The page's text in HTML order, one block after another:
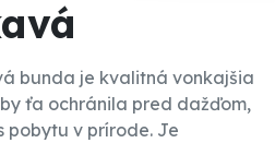
bunda je kvalitná vonkajšia
ťa ochránila pred dažďom,
pobytu v prírode. Je